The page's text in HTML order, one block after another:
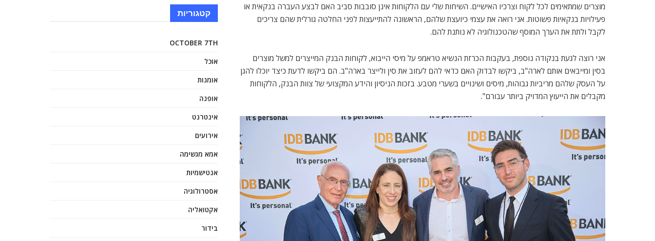
מוצרים שמתאימים לכל לקוח וצרכיו האישיים. השיחות שלי עם הלקוחות אינן סובבות סביב האם לבצע העברה בנקאית או
פעילויות בנקאיות פשוטות. אני רואה את עצמי כיועצת שלהם, הראשונה להתייעצות לפני החלטה גורלית שהם צריכים
לקבל ולתת את הערך המוסף שהטכנולוגיה לא נותנת להם.
אני רוצה לגעת בנקודה נוספת, בעקבות הכרזת הנשיא טראמפ על מיסי הייבוא, לקוחות הבנק המייצרים למשל מוצרים
בסין ומייבאים אותם לארה"ב, ביקשו לבדוק האם כדאי להם לעזוב את סין ולייצר בארה"ב. הם ביקשו לדעת כיצד יוכלו להגן
על העסק שלהם מריביות גבוהות, מיסים ושינויים בשערי מטבע. בזכות הניסיון והידע המקצועי של צוות הבנק, הלקוחות
מקבלים את הייעוץ המדויק ביותר עבורם".
קטגוריות
OCTOBER 7TH
אוכל
אומנות
אופנה
אינטרנט
אירועים
אמא מגשימה
אנטישמיות
אסטרולוגיה
אקטואליה
בידור